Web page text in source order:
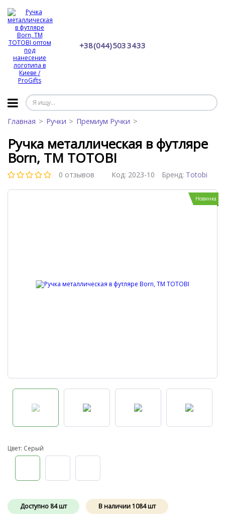
+38 (044) 503 34 33
Главная Ручки Премиум Ручки
Ручка металлическая в футляре
Born, TM TOTOBI
0 отзывов Бренд: Totobi
Код: 2023-10
Новинка
Цвет: Серый
Доступно 84 шт В наличии1084шт